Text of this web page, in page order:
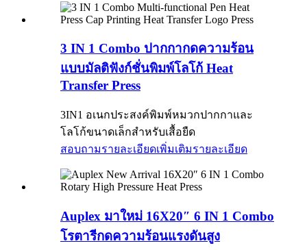
3 IN 1 Combo ปากกากดความร้อน
แบบมัลติฟังก์ชั่นพิมพ์โลโก้ Heat
Transfer Press
3IN1 อเนกประสงค์พิมพ์หมวกปากกาและ
โลโก้ขนาดเล็กสำหรับเสื้อยืด
สอบถามรายละเอียดเพิ่มเติมรายละเอียด
Auplex มาใหม่ 16X20″ 6 IN 1 Combo
โรตารีกดความร้อนแรงดันสูง